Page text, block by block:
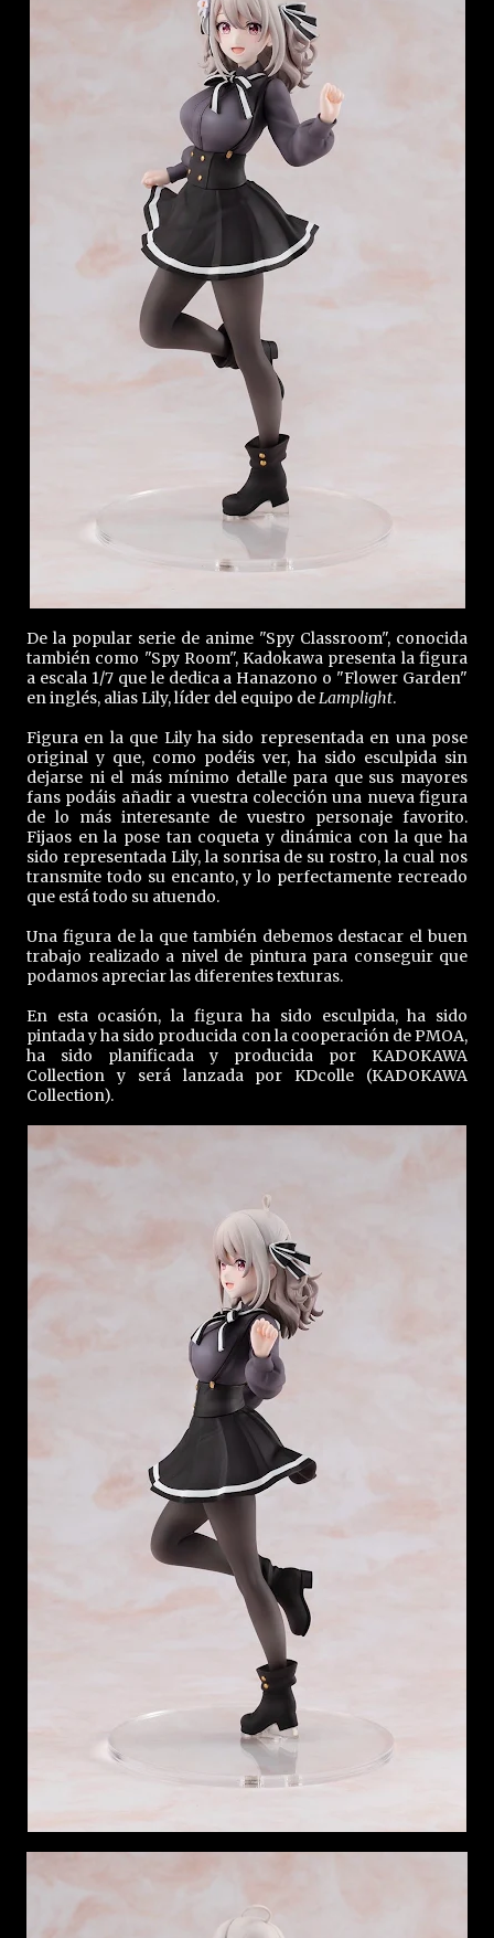
De la popular serie de anime "Spy Classroom", conocida
también como "Spy Room", Kadokawa presenta la figura
a escala 1/7 que le dedica a Hanazono o "Flower Garden"
en inglés, alias Lily, líder del equipo deLamplight.
Figura en la que Lily ha sido representada en una pose
original y que, como podéis ver, ha sido esculpida sin
dejarse ni el más mínimo detalle para que sus mayores
fans podáis añadir a vuestra colección una nueva figura
de lo más interesante de vuestro personaje favorito.
Fijaos en la pose tan coqueta y dinámica con la que ha
sido representada Lily, la sonrisa de su rostro, la cual nos
transmite todo su encanto, y lo perfectamente recreado
que está todo su atuendo.
Una figura de la que también debemos destacar el buen
trabajo realizado a nivel de pintura para conseguir que
podamos apreciar las diferentes texturas.
En esta ocasión, la figura ha sido esculpida, ha sido
pintada y ha sido producida con la cooperación de PMOA,
ha sido planificada y producida por KADOKAWA
Collection y será lanzada por KDcolle (KADOKAWA
Collection).